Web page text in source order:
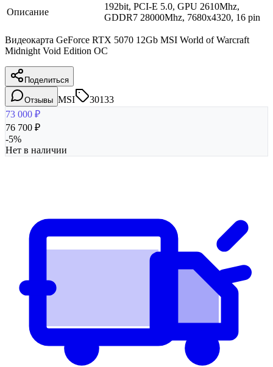
Описание
192bit, PCI-E 5.0, GPU 2610Mhz,
GDDR7 28000Mhz, 7680x4320, 16 pin
Видеокарта GeForce RTX 5070 12Gb MSI World of Warcraft
Midnight Void Edition OC
Поделиться
Отзывы MSI
30133
73 000 ₽
76 700 ₽
-5%
Нет в наличии